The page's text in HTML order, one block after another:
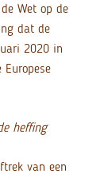
Wet op de
dat de
2020 in
heffing
van een